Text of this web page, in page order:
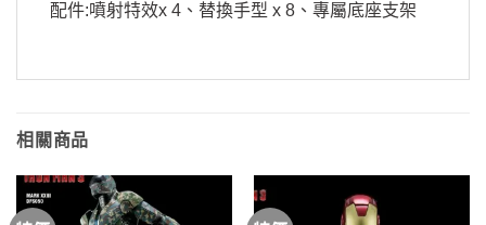
配件:噴射特效x 4、替換手型 x 8、專屬底座支架
相關商品